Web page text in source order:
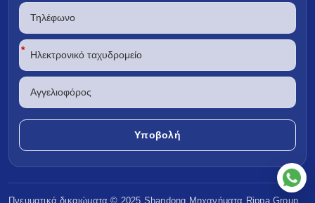
*
Πνευματικά δικαιώματα © 2025 Shandong Μηχανήματα RippaGroup